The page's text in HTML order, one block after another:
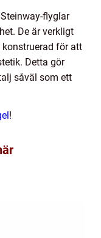
flyglar
De är verkligt
konstruerad för att
Detta gör
såväl som ett
!